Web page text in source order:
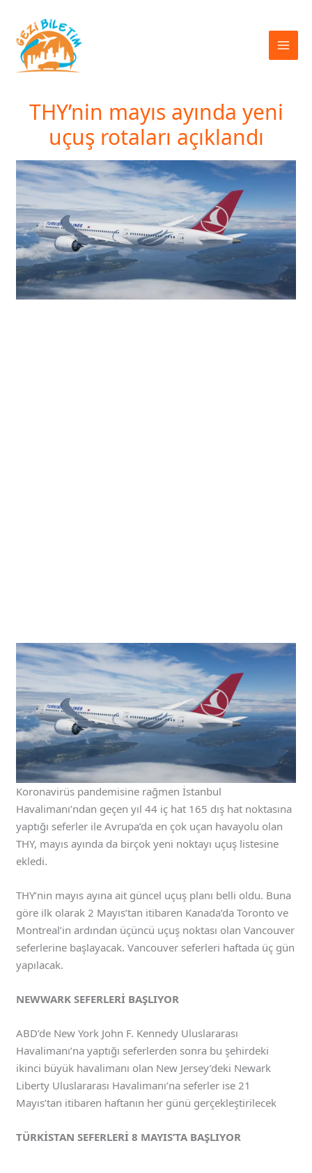
THY’nin mayıs ayında yeni
uçuş rotaları açıklandı
Koronavirüs pandemisine rağmen İstanbul
Havalimanı’ndan geçen yıl 44 iç hat 165 dış hat noktasına
yaptığı seferler ile Avrupa’da en çok uçan havayolu olan
THY, mayıs ayında da birçok yeni noktayı uçuş listesine
ekledi.
THY’nin mayıs ayına ait güncel uçuş planı belli oldu. Buna
göre ilk olarak 2 Mayıs’tan itibaren Kanada’da Toronto ve
Montreal’in ardından üçüncü uçuş noktası olan Vancouver
seferlerine başlayacak. Vancouver seferleri haftada üç gün
yapılacak.
NEWWARK SEFERLERİ BAŞLIYOR
ABD’de New York John F. Kennedy Uluslararası
Havalimanı’na yaptığı seferlerden sonra bu şehirdeki
ikinci büyük havalimanı olan New Jersey’deki Newark
Liberty Uluslararası Havalimanı’na seferler ise 21
Mayıs’tan itibaren haftanın her günü gerçekleştirilecek
TÜRKİSTAN SEFERLERİ 8 MAYIS’TA BAŞLIYOR